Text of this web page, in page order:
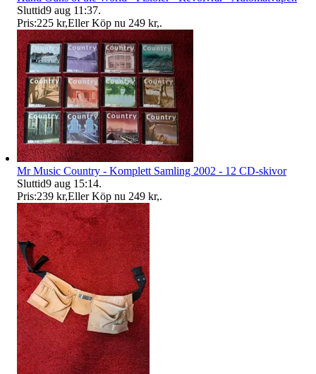
Sluttid9 aug 11:37.
Pris:225 kr,Eller Köp nu 249 kr,.
Mr Music Country - Komplett Samling 2002 - 12 CD-skivor
Sluttid9 aug 15:14.
Pris:239 kr,Eller Köp nu 249 kr,.